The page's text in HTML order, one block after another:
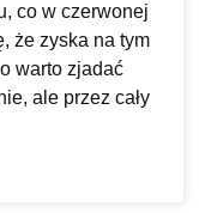
co w czerwonej
że zyska na tym
warto zjadać
ale przez cały